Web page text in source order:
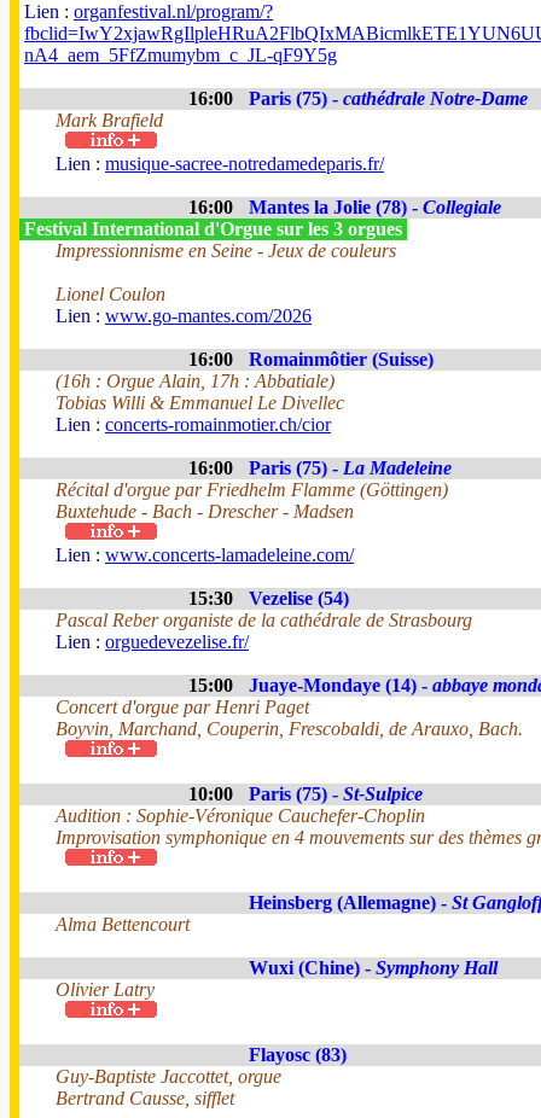
Lien : organfestival.nl/program/?
nA4_aem_5FfZmumybm_c_JL-qF9Y5g
16:00 Paris (75) - cathédrale Notre-Dame
Mark Brafield
Lien : musique-sacree-notredamedeparis.fr/
16:00 Mantes la Jolie (78) - Collegiale
Festival International d'Orgue sur les 3 orgues
Impressionnisme en Seine - Jeux de couleurs
Lionel Coulon
Lien : www.go-mantes.com/2026
16:00
Romainmôtier (Suisse)
(16h : Orgue Alain, 17h : Abbatiale)
Tobias Willi & Emmanuel Le Divellec
Lien : concerts-romainmotier.ch/cior
16:00 Paris (75) - La Madeleine
Récital d'orgue par Friedhelm Flamme (Göttingen)
Buxtehude - Bach - Drescher - Madsen
Lien : www.concerts-lamadeleine.com/
15:30
Vezelise (54)
Pascal Reber organiste de la cathédrale de Strasbourg
Lien : orguedevezelise.fr/
15:00 Juaye-Mondaye (14) - abbaye
Concert d'orgue par Henri Paget
Boyvin, Marchand, Couperin, Frescobaldi, de Arauxo, Bach.
10:00 Paris (75) - St-Sulpice
Audition : Sophie-Véronique Cauchefer-Choplin
Improvisation symphonique en 4 mouvements sur des thèmes
Heinsberg (Allemagne) - St
Alma Bettencourt
Wuxi (Chine) - Symphony Hall
Olivier Latry
Flayosc (83)
Guy-Baptiste Jaccottet, orgue
Bertrand Causse, sifflet